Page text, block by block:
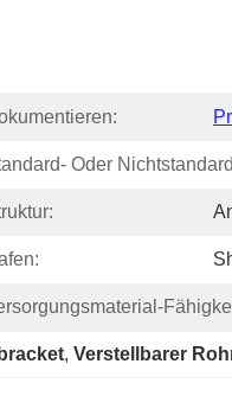
Oder
, Verstellbarer